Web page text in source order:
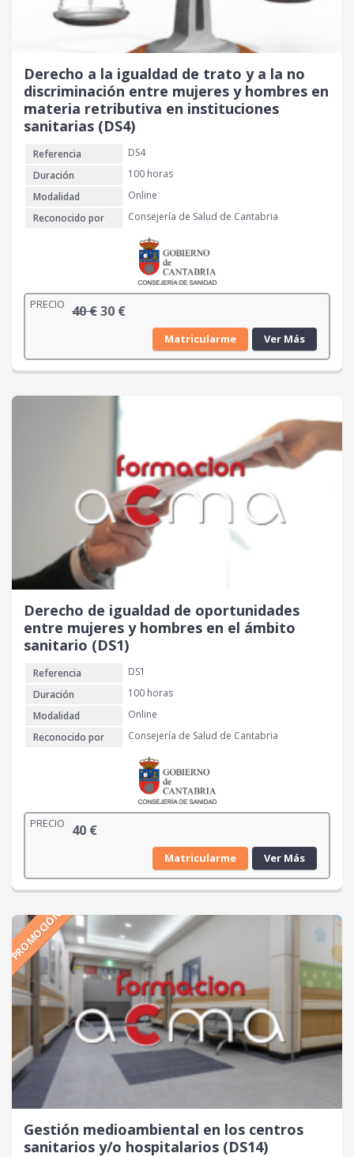
Derecho a la igualdad de trato y a la no
discriminación entre mujeres y hombres en
materia retributiva en instituciones
sanitarias (DS4)
Referencia
DS4
Duración
100 horas
Modalidad
Online
Reconocido por
Consejería de Salud de Cantabria
PRECIO 40€E
r
c
g
i
n
a
l
e
r
a
:
30 €E
r
c
t
u
a
l
e
s
3
0
€
Matricularme Ver Más
Derecho de igualdad de oportunidades
entre mujeres y hombres en el ámbito
sanitario (DS1)
Referencia
DS1
Duración
100 horas
Modalidad
Online
Reconocido por
Consejería de Salud de Cantabria
PRECIO 40 €
Matricularme Ver Más
PROMOCIÓN
Gestión medioambiental en los centros
sanitarios y/o hospitalarios (DS14)